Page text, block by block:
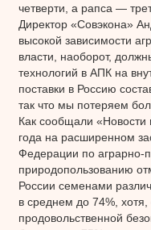
четверти, а рапса —
Директор «Совэкона»
высокой зависимости
власти, наоборот,
технологий в АПК на
поставки в Россию
так что мы потеряем
Как сообщали
года на расширенном
Федерации по аграрно-
природопользованию
России семенами
в среднем до 74%, хотя,
продовольственной